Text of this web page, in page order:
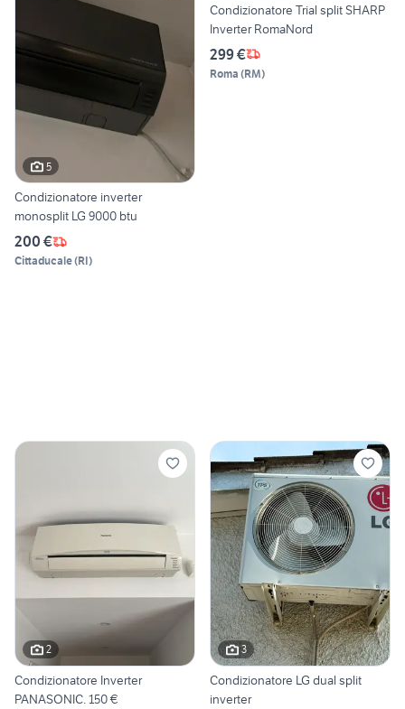
5
Condizionatore inverter
monosplit LG 9000 btu
200 €
Cittaducale(RI)
Condizionatore Trial split SHARP
Inverter RomaNord
299 €
Roma (RM)
2
Condizionatore Inverter
PANASONIC. 150 €
3
Condizionatore LG dual split
inverter